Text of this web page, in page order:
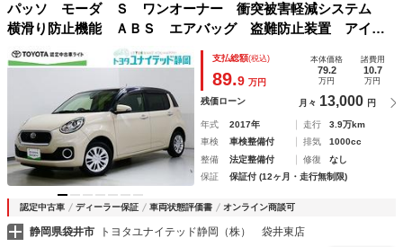
パッソ モーダ Ｓ ワンオーナー 衝突被害軽減システム
横滑り防止機能 ＡＢＳ エアバッグ 盗難防止装置 アイド
リングストップ バックカメラ ＥＴＣ ドラレコ ミュージ
ックプレイヤー接続可 ＣＤ スマートキー キーレス
支払総額(税込)
89.9 万円
本体価格
79.2
万円
諸費用
10.7
万円
残価ローン 月々 13,000 円
年式 2017年 走行
3.9万km
車検
車検整備付 排気
1000cc
整備
法定整備付 修復
なし
保証
保証付 (12ヶ月・走行無制限)
認定中古車 ディーラー保証 車両状態評価書 オンライン商談可
静岡県袋井市 トヨタユナイテッド静岡（株） 袋井東店